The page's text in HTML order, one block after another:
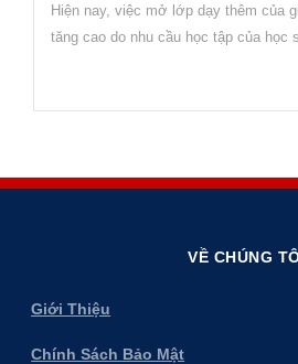
Hiện nay, việc mở lớp dạy thêm của
tăng cao do nhu cầu học tập của học
VỀ CHÚNG
Giới Thiệu
Chính Sách Bảo Mật